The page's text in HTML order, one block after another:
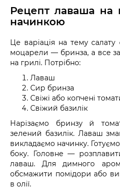
Рецепт лаваша на
начинкою
Це варіація на тему салату
моцарели — бринза, а все
на грилі. Потрібно:
Лаваш
Сир бринза
Свіжі або копчені
Свіжий базилік
Нарізаємо бринзу й
зелений базилік. Лаваш
викладаємо начинку.
боку. Головне —
лаваш. Для димного
обсмажити помідори або
в олії.